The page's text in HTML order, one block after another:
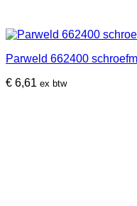
Parweld 662400
€ 6,61 ex btw